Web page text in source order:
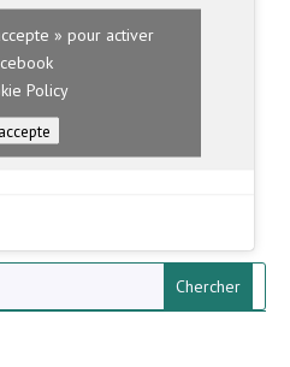
» pour activer
Policy